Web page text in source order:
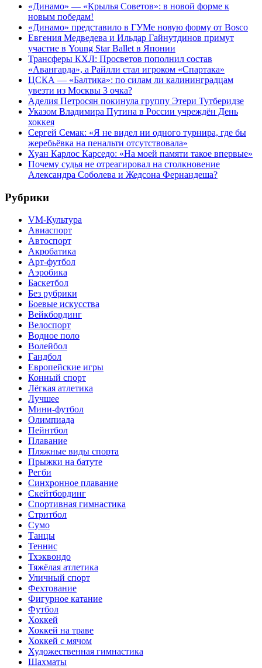
«Динамо» — «Крылья Советов»: в новой форме к
новым победам!
«Динамо» представило в ГУМе новую форму от Bosco
Евгения Медведева и Ильдар Гайнутдинов примут
участие в Young Star Ballet в Японии
Трансферы КХЛ: Просветов пополнил состав
«Авангарда», а Райлли стал игроком «Спартака»
ЦСКА — «Балтика»: по силам ли калининградцам
увезти из Москвы 3 очка?
Аделия Петросян покинула группу Этери Тутберидзе
Указом Владимира Путина в России учреждён День
хоккея
Сергей Семак: «Я не видел ни одного турнира, где бы
жеребьёвка на пенальти отсутствовала»
Хуан Карлос Карседо: «На моей памяти такое впервые»
Почему судья не отреагировал на столкновение
Александра Соболева и Жедсона Фернандеша?
Рубрики
VM-Культура
Авиаспорт
Автоспорт
Акробатика
Арт-футбол
Аэробика
Баскетбол
Без рубрики
Боевые искусства
Вейкбординг
Велоспорт
Водное поло
Волейбол
Гандбол
Европейские игры
Конный спорт
Лёгкая атлетика
Лучшее
Мини-футбол
Олимпиада
Пейнтбол
Плавание
Пляжные виды спорта
Прыжки на батуте
Регби
Синхронное плавание
Скейтбординг
Спортивная гимнастика
Стритбол
Сумо
Танцы
Теннис
Тхэквондо
Тяжёлая атлетика
Уличный спорт
Фехтование
Фигурное катание
Футбол
Хоккей
Хоккей на траве
Хоккей с мячом
Художественная гимнастика
Шахматы